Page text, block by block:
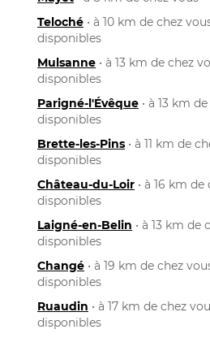
Teloché • à 10 km de chez
disponibles
Mulsanne • à 13 km de chez
disponibles
Parigné-l'Évêque • à 13 km
disponibles
Brette-les-Pins • à 11 km de
disponibles
Château-du-Loir • à 16 km
disponibles
Laigné-en-Belin • à 13 km de
disponibles
Changé • à 19 km de chez
disponibles
Ruaudin • à 17 km de chez
disponibles